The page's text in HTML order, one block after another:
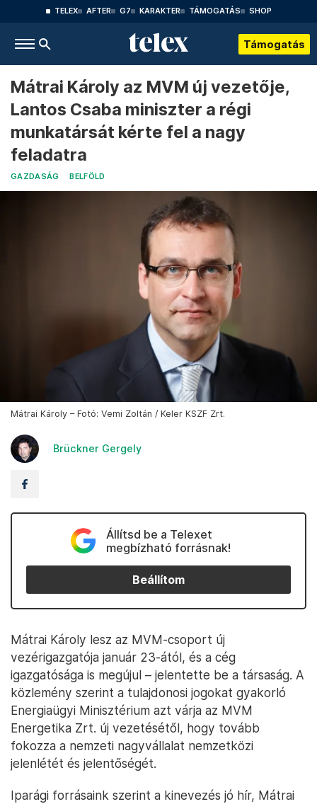
TELEX AFTER G7 KARAKTER TÁMOGATÁS SHOP
Támogatás
Mátrai Károly az MVM új vezetője,
Lantos Csaba miniszter a régi
munkatársát kérte fel a nagy
feladatra
GAZDASÁG BELFÖLD
Mátrai Károly – Fotó: Vemi Zoltán / Keler KSZF Zrt.
Brückner Gergely
Állítsd be a Telexet
megbízható forrásnak!
Beállítom
Mátrai Károly lesz az MVM-csoport új
vezérigazgatója január 23-ától, és a cég
igazgatósága is megújul – jelentette be a társaság. A
közlemény szerint a tulajdonosi jogokat gyakorló
Energiaügyi Minisztérium azt várja az MVM
Energetika Zrt. új vezetésétől, hogy tovább
fokozza a nemzeti nagyvállalat nemzetközi
jelenlétét és jelentőségét.
Iparági forrásaink szerint a kinevezés jó hír, Mátrai